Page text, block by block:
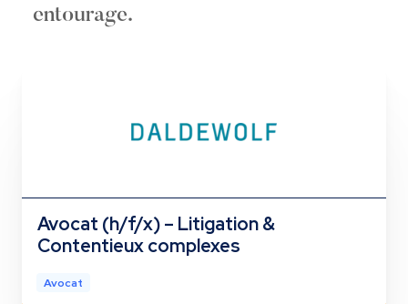
entourage.
Avocat (h/f/x) – Litigation &
Contentieux complexes
Avocat